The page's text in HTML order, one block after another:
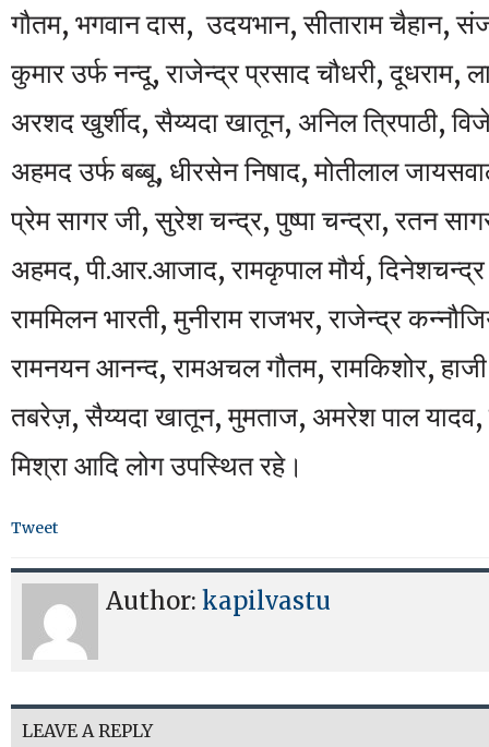
गौतम, भगवान दास, उदयभान, सीताराम चैहान,
कुमार उर्फ नन्दू, राजेन्द्र प्रसाद चौधरी, दूधराम,
अरशद खुर्शीद, सैय्यदा खातून, अनिल त्रिपाठी,
अहमद उर्फ बब्बू, धीरसेन निषाद, मोतीलाल
प्रेम सागर जी, सुरेश चन्द्र, पुष्पा चन्द्रा, रतन
अहमद, पी.आर.आजाद, रामकृपाल मौर्य,
राममिलन भारती, मुनीराम राजभर, राजेन्द्र
रामनयन आनन्द, रामअचल गौतम, रामकिशोर,
तबरेज़, सैय्यदा खातून, मुमताज, अमरेश पाल यादव,
मिश्रा आदि लोग उपस्थित रहे।
Tweet
Author: kapilvastu
LEAVE A REPLY